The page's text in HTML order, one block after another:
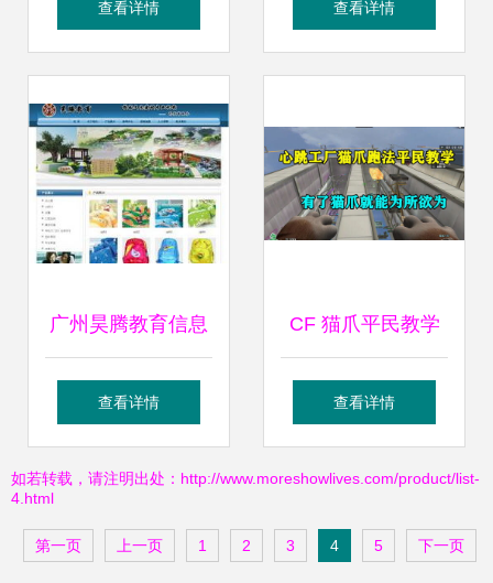
品，助力教育信息
咨询升级
查看详情 查看详情
广州昊腾教育信息
咨询 专业服务助力
查看详情
CF 猫爪平民教学
拥有猫爪之后，就
查看详情
如若转载，请注明出处：http://www.moreshowlives.com/product/list-
4.html
第一页 上一页 1 2 3 4 5 下一页